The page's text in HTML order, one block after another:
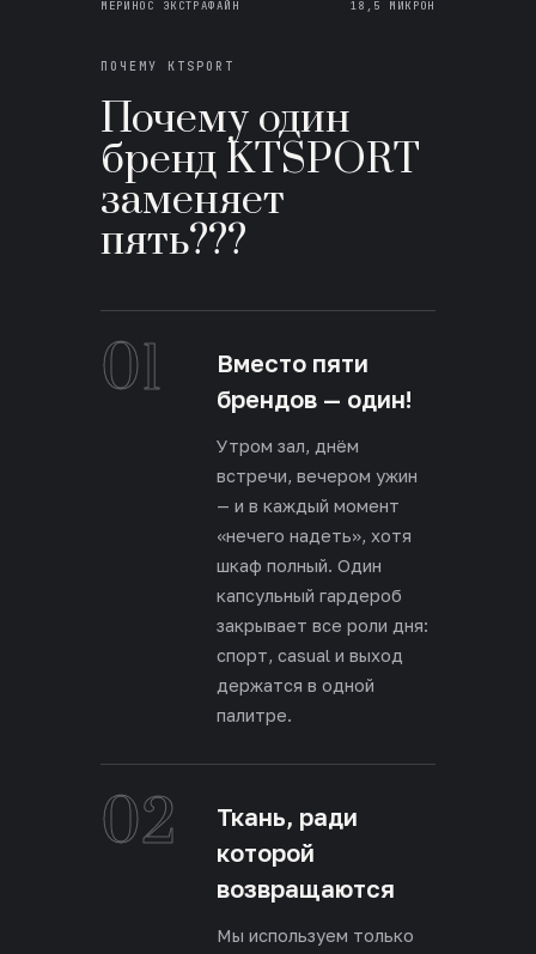
МЕРИНОС ЭКСТРАФАЙН 18,5 МИКРОН
ПОЧЕМУ KTSPORT
Почему один
бренд KTSPORT
заменяет
пять???
01
Вместо пяти
брендов — один!
Утром зал, днём
встречи, вечером ужин
— и в каждый момент
«нечего надеть», хотя
шкаф полный. Один
капсульный гардероб
закрывает все роли дня:
спорт, casual и выход
держатся в одной
палитре.
02
Ткань, ради
которой
возвращаются
Мы используем только